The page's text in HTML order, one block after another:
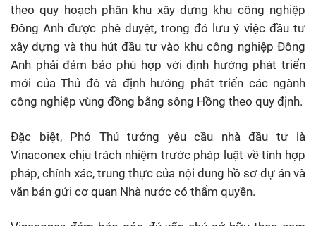
theo quy hoạch phân khu xây dựng khu công nghiệp
Đông Anh được phê duyệt, trong đó lưu ý việc đầu tư
xây dựng và thu hút đầu tư vào khu công nghiệp Đông
Anh phải đảm bảo phù hợp với định hướng phát triển
mới của Thủ đô và định hướng phát triển các ngành
công nghiệp vùng đồng bằng sông Hồng theo quy định.
Đặc biệt, Phó Thủ tướng yêu cầu nhà đầu tư là
Vinaconex chịu trách nhiệm trước pháp luật về tính hợp
pháp, chính xác, trung thực của nội dung hồ sơ dự án và
văn bản gửi cơ quan Nhà nước có thẩm quyền.